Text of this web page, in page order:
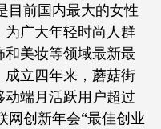
略
目前国内最大的女性
广大年轻时尚人群
美妆等领域最新最
立四年来，蘑菇街
端月活跃用户超过
网创新年会“最佳创业